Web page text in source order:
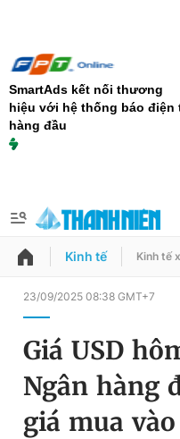
SmartAds kết nối thương
hiệu với hệ thống báo điện
hàng đầu
QUẢNG CÁO
Chuyên mục
Chuyên mục khác
Đổi mật khẩu
Tin đã lưu
Kinh tế Kinh tế
23/09/2025 08:38 GMT+7
Giá USD
Ngân hàng
giá mua vào